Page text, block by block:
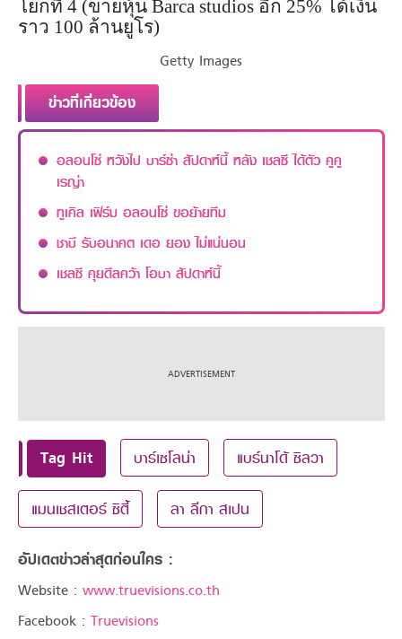
โยกที่ 4 (ขายหุ้น Barca studios อีก 25% ได้เงิน
ราว 100 ล้านยูโร)
Getty Images
ข่าวที่เกี่ยวข้อง
อลอนโซ่ หวังไป บาร์ซ่า สัปดาห์นี้ หลัง เชลซี ได้ตัว คูคู
เรญ่า
ทูเคิล เฟิร์ม อลอนโซ่ ขอย้ายทีม
ชาบี รับอนาคต เดอ ยอง ไม่แน่นอน
เชลซี คุยดีลคว้า โอบา สัปดาห์นี้
Tag Hit บาร์เซโลน่า แบร์นาโด้ ซิลวา
แมนเชสเตอร์ ซิตี้ ลา ลีกา สเปน
อัปเดตข่าวล่าสุดก่อนใคร :
Website : www.truevisions.co.th
Facebook : Truevisions